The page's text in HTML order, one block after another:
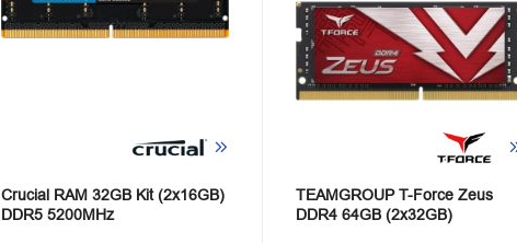
Crucial RAM 32GB Kit (2x16GB)
DDR5 5200MHz
TEAMGROUP T-Force Zeus
DDR4 64GB (2x32GB)